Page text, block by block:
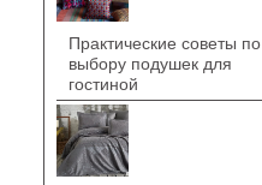
Практические советы по
выбору подушек для
гостиной